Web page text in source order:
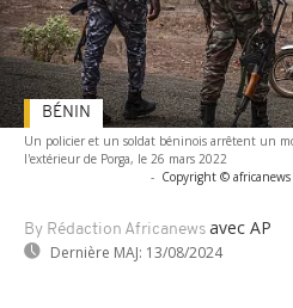
Un policier et un soldat béninois arrêtent un
l'extérieur de Porga, le 26 mars 2022
- Copyright © africanews
By Rédaction Africanews avec AP
Dernière MAJ: 13/08/2024
BÉNIN